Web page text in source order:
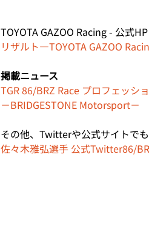
TOYOTA GAZOO Racing - 公式
リザルト―TOYOTA GAZOO
掲載ニュース
TGR 86/BRZ Race プロフェッシ
－BRIDGESTONE Motorsport－
その他、Twitterや公式サイトで
佐々木雅弘選手 公式Twitter86/